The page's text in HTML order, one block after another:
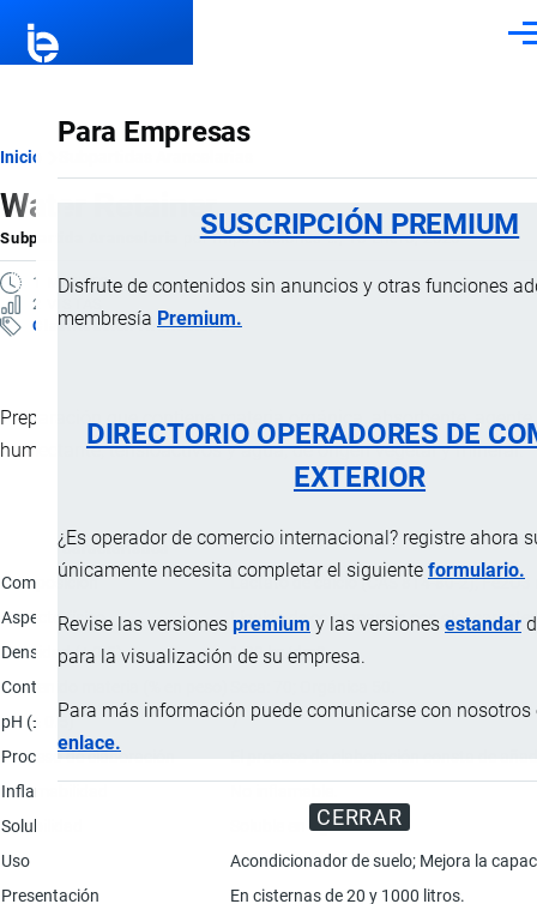
Para Empresas
SUSCRIPCIÓN PREMIUM
Disfrute de contenidos sin anuncios y otras funciones
membresía Premium.
DIRECTORIO OPERADORES DE
EXTERIOR
¿Es operador de comercio internacional? registre ahora
únicamente necesita completar el siguiente formulario.
Revise las versiones premium y las versiones estandar
para la visualización de su empresa.
Para más información puede comunicarse con nosotros
enlace.
CERRAR
Ruta
de
navegación
Inicio
Water Retainer
Subpartida Arancelaria porImportaciones …, 18 Enero, 2025
1 MINUTO
2 VISTAS
Clasificación Arancelaria
Preparación que contiene materia orgánica, absorbente, agente
humectante, tensioactivos y agua; de origen vegetal y mineral.
Característica
Composición
Lactato de calcio (CAS 814-80-2);
Aspecto físico
Líquido de color marrón con olor
Densidad (± 0.5)
1.32 kg/dm3
Contenido materia (% en peso)
pH (± 0.5)
7
Proceso de elaboración
Inflamabilidad
Solubilidad
Soluble en agua.
Uso
Acondicionador de suelo; Mejora la
Presentación
En cisternas de 20 y 1000 litros.